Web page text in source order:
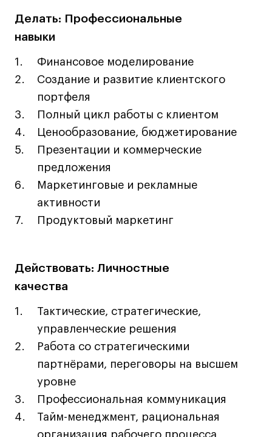
Все программы
Техникум
Специалист кино- и медиапродакшена
Графический дизайнер
Цифровой маркетолог
Технолог-конструктор одежды
Коммерческий фотограф
Для школьников
Среднесрочные
О школе
Новости
События
Блог
Преподаватели
Делать: Профессиональные
навыки
Финансовое моделирование
Создание и развитие клиентского
портфеля
Полный цикл работы с клиентом
Ценообразование, бюджетирование
Презентации и коммерческие
предложения
Маркетинговые и рекламные
активности
Продуктовый маркетинг
Действовать: Личностные
качества
Тактические, стратегические,
управленческие решения
Работа со стратегическими
партнёрами, переговоры на высшем
уровне
Профессиональная коммуникация
Тайм-менеджмент, рациональная
организация рабочего процесса